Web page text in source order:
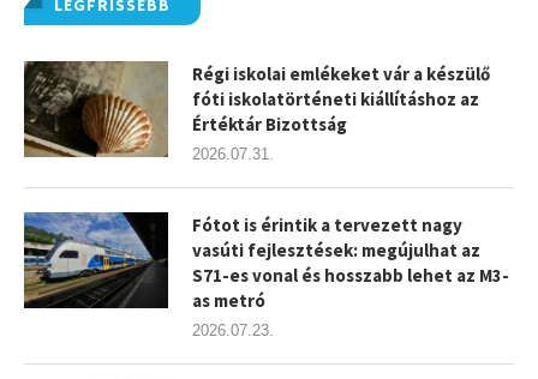
LEGFRISSEBB
Régi iskolai emlékeket vár a készülő
fóti iskolatörténeti kiállításhoz az
Értéktár Bizottság
2026.07.31.
Fótot is érintik a tervezett nagy
vasúti fejlesztések: megújulhat az
S71-es vonal és hosszabb lehet az M3-
as metró
2026.07.23.